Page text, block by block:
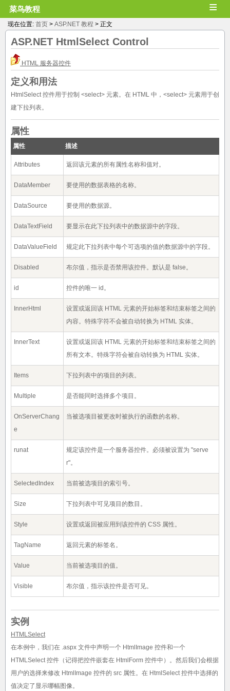
菜鸟教程 ≡
现在位置: 首页 > ASP.NET 教程 > 正文
ASP.NET HtmlSelect Control
HTML 服务器控件
定义和用法
HtmlSelect 控件用于控制 <select> 元素。在 HTML 中，<select> 元素用于创
建下拉列表。
属性
属性 描述
Attributes 返回该元素的所有属性名称和值对。
DataMember 要使用的数据表格的名称。
DataSource 要使用的数据源。
DataTextField 要显示在此下拉列表中的数据源中的字段。
DataValueField 规定此下拉列表中每个可选项的值的数据源中的字段。
Disabled 布尔值，指示是否禁用该控件。默认是 false。
id 控件的唯一 id。
InnerHtml
设置或返回该 HTML 元素的开始标签和结束标签之间的
内容。特殊字符不会被自动转换为 HTML 实体。
InnerText
设置或返回该 HTML 元素的开始标签和结束标签之间的
所有文本。特殊字符会被自动转换为 HTML 实体。
Items 下拉列表中的项目的列表。
Multiple 是否能同时选择多个项目。
OnServerChang
e
当被选项目被更改时被执行的函数的名称。
runat
规定该控件是一个服务器控件。必须被设置为 "serve
r"。
SelectedIndex 当前被选项目的索引号。
Size 下拉列表中可见项目的数目。
Style 设置或返回被应用到该控件的 CSS 属性。
TagName 返回元素的标签名。
Value 当前被选项目的值。
Visible 布尔值，指示该控件是否可见。
实例
HTMLSelect
在本例中，我们在 .aspx 文件中声明一个 HtmlImage 控件和一个
HTMLSelect 控件（记得把控件嵌套在 HtmlForm 控件中）。然后我们会根据
用户的选择来修改 HtmlImage 控件的 src 属性。在 HtmlSelect 控件中选择的
值决定了显示哪幅图像。